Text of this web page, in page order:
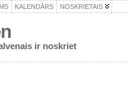
KALENDĀRS NOSKRIETAIS
ir noskriet